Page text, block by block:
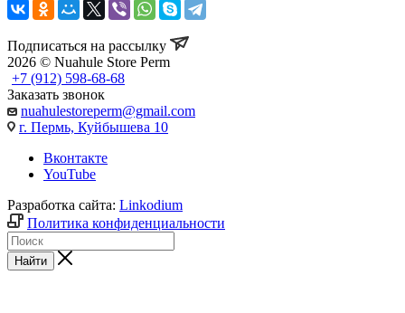
Подписаться на рассылку
2026 © Nuahule Store Perm
+7 (912) 598-68-68
Заказать звонок
nuahulestoreperm@gmail.com
г. Пермь, Куйбышева 10
Вконтакте
YouTube
Разработка сайта: Linkodium
Политика конфиденциальности
Найти